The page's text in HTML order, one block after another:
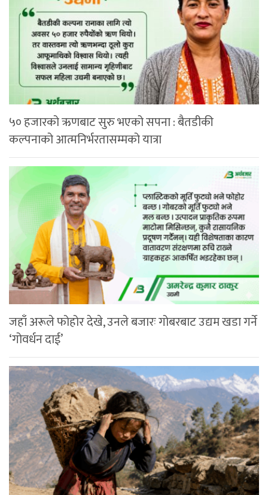
५० हजारको ऋणबाट सुरु भएको सपना : बैतडीकी
कल्पनाको आत्मनिर्भरतासम्मको यात्रा
जहाँ अरूले फोहोर देखे, उनले बजारः गोबरबाट उद्यम खडा गर्ने
‘गोवर्धन दाई’